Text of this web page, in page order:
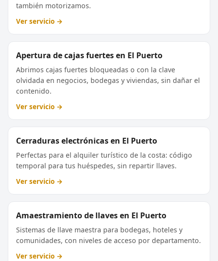
también motorizamos.
Ver servicio →
Apertura de cajas fuertes en El Puerto
Abrimos cajas fuertes bloqueadas o con la clave
olvidada en negocios, bodegas y viviendas, sin dañar el
contenido.
Ver servicio →
Cerraduras electrónicas en El Puerto
Perfectas para el alquiler turístico de la costa: código
temporal para tus huéspedes, sin repartir llaves.
Ver servicio →
Amaestramiento de llaves en El Puerto
Sistemas de llave maestra para bodegas, hoteles y
comunidades, con niveles de acceso por departamento.
Ver servicio →